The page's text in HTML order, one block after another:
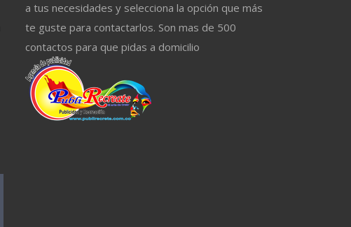
a tus necesidades y selecciona la opción que más
te guste para contactarlos. Son mas de 500
contactos para que pidas a domicilio